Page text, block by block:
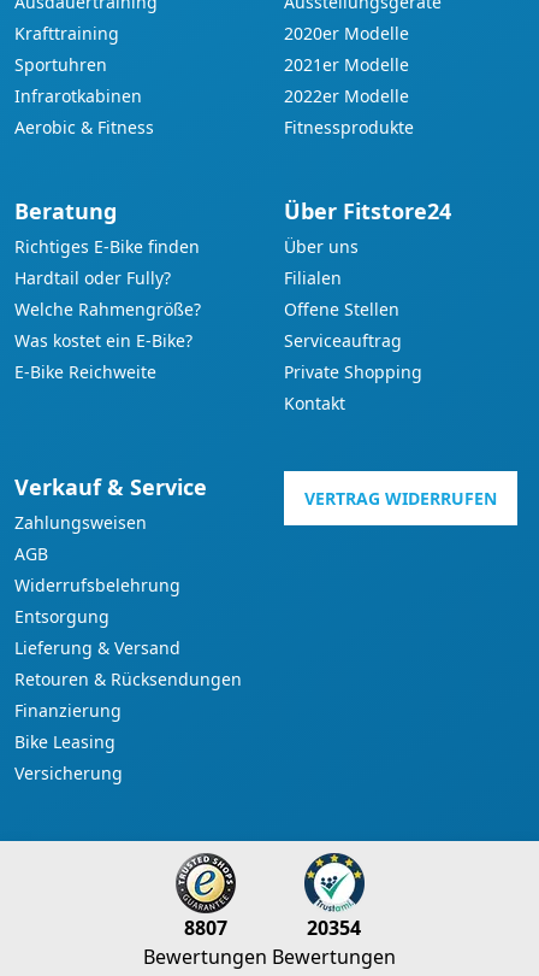
Krafttraining
Sportuhren
Infrarotkabinen
Aerobic & Fitness
2020er Modelle
2021er Modelle
2022er Modelle
Fitnessprodukte
Beratung
Richtiges E-Bike finden
Hardtail oder Fully?
Welche Rahmengröße?
Was kostet ein E-Bike?
E-Bike Reichweite
Über Fitstore24
Über uns
Filialen
Offene Stellen
Serviceauftrag
Private Shopping
Kontakt
Verkauf & Service
Zahlungsweisen
AGB
Widerrufsbelehrung
Entsorgung
Lieferung & Versand
Retouren & Rücksendungen
Finanzierung
Bike Leasing
Versicherung
VERTRAG WIDERRUFEN
8807
Bewertungen
20354
Bewertungen